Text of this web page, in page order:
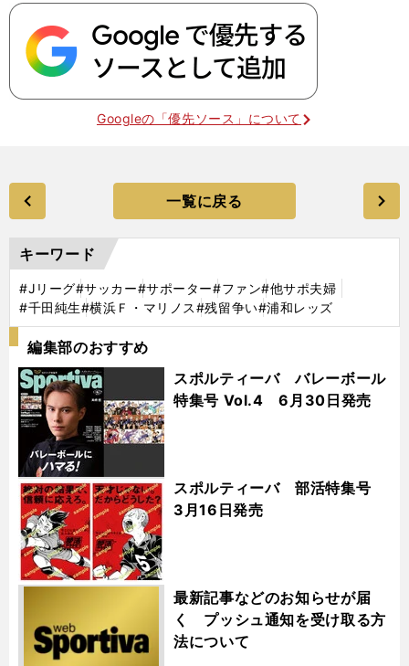
Googleの「優先ソース」について
一覧に戻る
キーワード
#Jリーグ#サッカー#サポーター#ファン#他サポ夫婦
#千田純生#横浜Ｆ・マリノス#残留争い#浦和レッズ
編集部のおすすめ
スポルティーバ バレーボール
特集号 Vol.4 6月30日発売
スポルティーバ 部活特集号
3月16日発売
最新記事などのお知らせが届
く プッシュ通知を受け取る方
法について